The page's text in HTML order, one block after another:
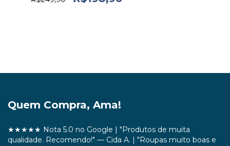
Quem Compra, Ama!
★★★★★ Nota 5.0 no Google | "Produtos de muita
qualidade. Recomendo!" — Cida A. | "Roupas muito boas e